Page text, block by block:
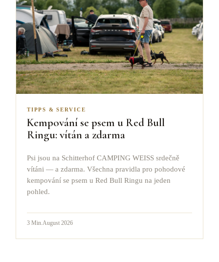
TIPPS & SERVICE
Kempování se psem u Red Bull
Ringu: vítán a zdarma
Psi jsou na Schitterhof CAMPING WEISS srdečně
vítáni — a zdarma. Všechna pravidla pro pohodové
kempování se psem u Red Bull Ringu na jeden
pohled.
3 Min. August 2026